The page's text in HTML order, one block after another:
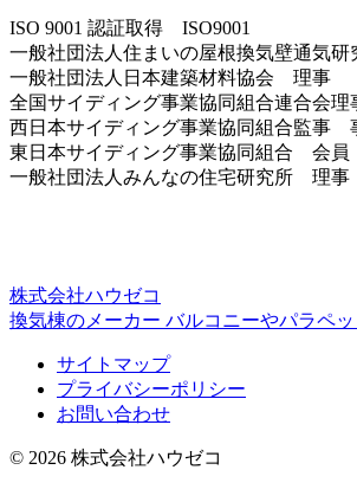
ISO 9001 認証取得 ISO9001
一般社団法人住まいの屋根換気壁通気
一般社団法人日本建築材料協会 理事
全国サイディング事業協同組合連合会
西日本サイディング事業協同組合監事
東日本サイディング事業協同組合 会員
一般社団法人みんなの住宅研究所 理事
株式会社ハウゼコ
換気棟のメーカー バルコニーやパラペ
サイトマップ
プライバシーポリシー
お問い合わせ
© 2026 株式会社ハウゼコ